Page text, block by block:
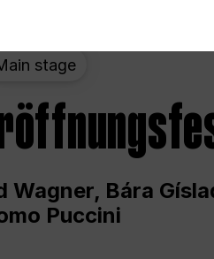
stage
Wagner, Bára
Puccini